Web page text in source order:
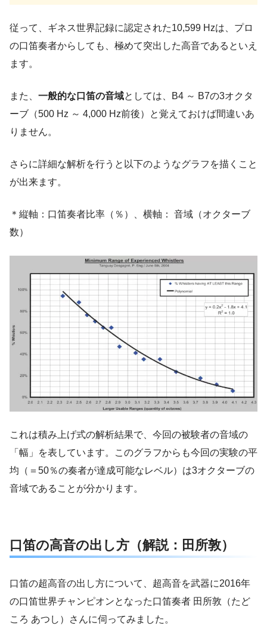
従って、ギネス世界記録に認定された10,599 Hzは、プロ
の口笛奏者からしても、極めて突出した高音であるといえ
ます。
また、 一般的な口笛の音域としては、B4 ～ B7の3オクタ
ーブ（500 Hz ～ 4,000 Hz前後）と覚えておけば間違いあ
りません。
さらに詳細な解析を行うと以下のようなグラフを描くこと
が出来ます。
＊縦軸：口笛奏者比率（％）、横軸： 音域（オクターブ
数）
これは積み上げ式の解析結果で、今回の被験者の音域の
「幅」を表しています。このグラフからも今回の実験の平
均（＝50％の奏者が達成可能なレベル）は3オクターブの
音域であることが分かります。
口笛の高音の出し方（解説：田所敦）
口笛の超高音の出し方について、超高音を武器に2016年
の口笛世界チャンピオンとなった口笛奏者 田所敦（たど
ころ あつし）さんに伺ってみました。